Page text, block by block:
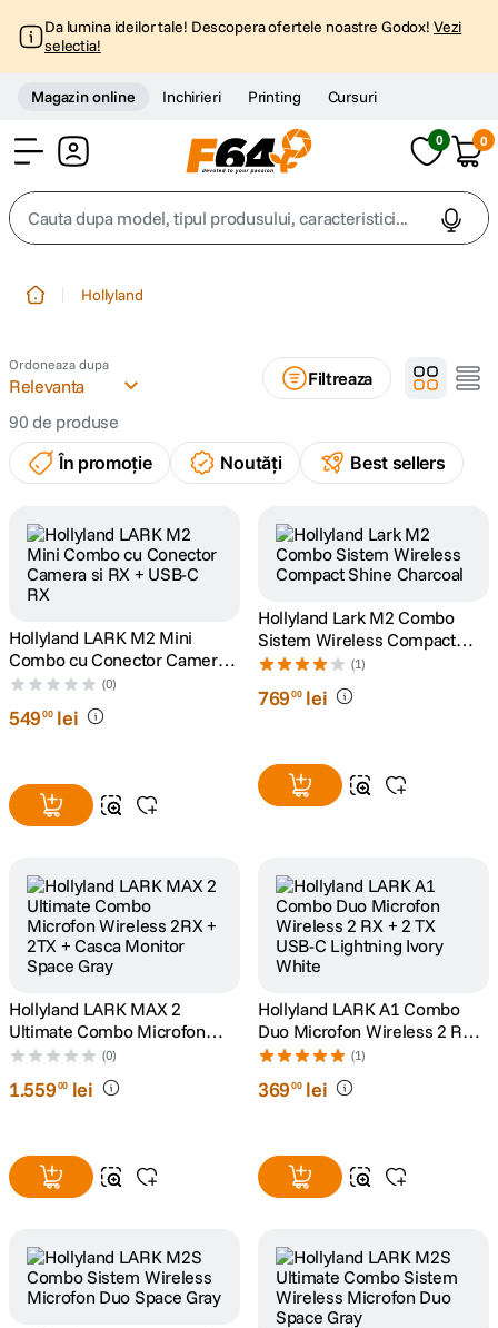
Da lumina ideilor tale! Descopera ofertele noastre Godox! Vezi
selectia!
Magazin online Inchirieri Printing Cursuri
0 0
Cauta dupa model, tipul produsului, caracteristici...
2. trepied
3. trepied telefon
5. canon sx740 hs
7. sony fx
8. card memorie
10 dji osmo
Hollyland
Ordoneaza dupa
Relevanta
Filtreaza
90de produse
În promoție
Noutăți Best sellers
Hollyland LARK M2 Mini
Combo cu Conector Camera
si RX + USB-C RX
(0)
54900 lei
Hollyland Lark M2 Combo
Sistem Wireless Compact
Shine Charcoal
(1)
76900 lei
Hollyland LARK MAX 2
Ultimate Combo Microfon
Wireless 2RX + 2TX + Casca
Monitor Space Gray
(0)
1.55900 lei
Hollyland LARK A1 Combo
Duo Microfon Wireless 2 RX +
2 TX USB-C Lightning Ivory
White
(1)
36900 lei